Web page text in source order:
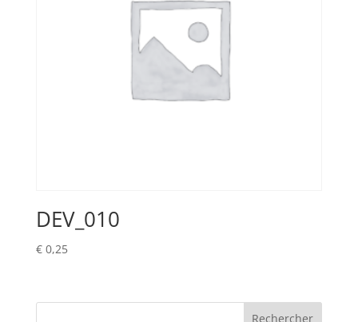
DEV_010
€0,25
Rechercher